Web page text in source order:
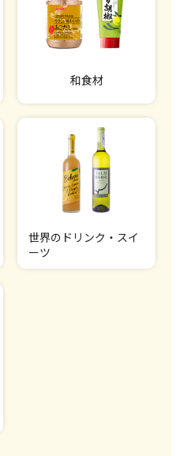
和食材
世界のドリンク・スイ
ーツ